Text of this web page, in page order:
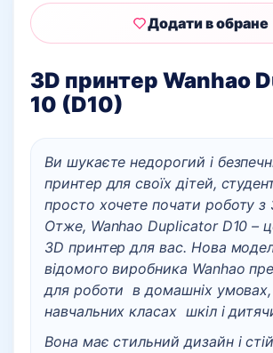
3D принтер Wanhao
10 (D10)
Ви шукаєте недорогий і
принтер для своїх дітей,
просто хочете почати роботу
Отже, Wanhao Duplicator D10 –
3D принтер для вас. Нова
відомого виробника Wanhao
для роботи в домашніх умовах,
навчальних класах шкіл і
Вона має стильний дизайн і
Додати в обране